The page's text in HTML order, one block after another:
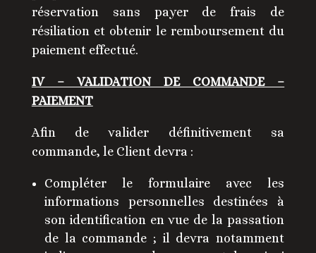
réservation sans payer de frais de
résiliation et obtenir le remboursement du
paiement effectué.
IV – VALIDATION DE COMMANDE –
PAIEMENT
Afin de valider définitivement sa
commande, le Client devra :
Compléter le formulaire avec les
informations personnelles destinées à
son identification en vue de la passation
de la commande ; il devra notamment